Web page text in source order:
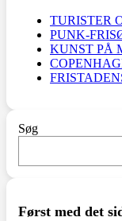
TURISTER
PUNK-
KUNST PÅ
Søg
Først med det